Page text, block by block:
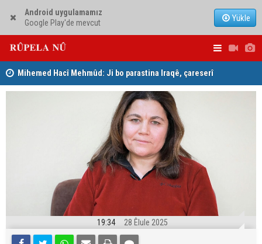
Android uygulamamız
Google Play'de mevcut
Yükle
Mihemed Hacî Mehmûd: Ji bo parastina Iraqê, çareserî
sîstema konfederalî ye Dîcleyê
19:34 28 Êlule 2025